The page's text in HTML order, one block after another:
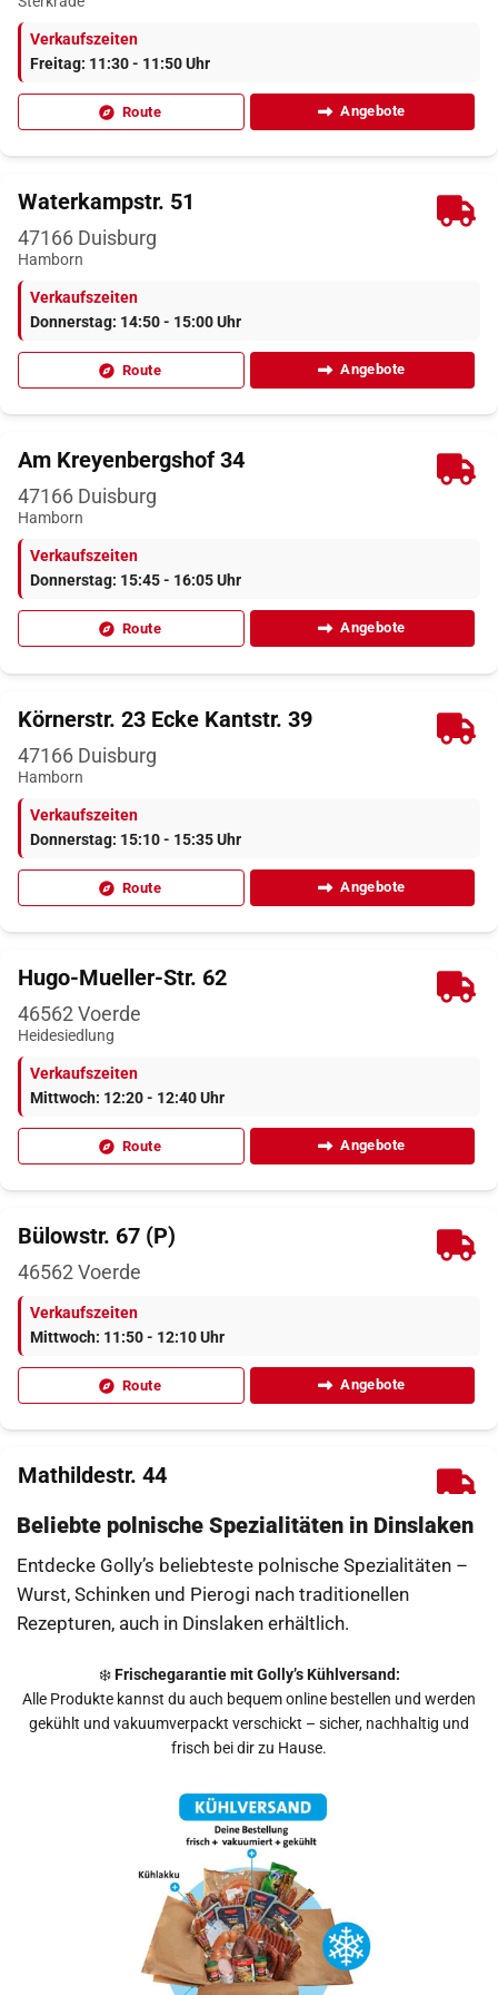
Verkaufszeiten
Freitag: 11:30 - 11:50 Uhr
Route Angebote
Waterkampstr. 51
47166 Duisburg
Hamborn
Verkaufszeiten
Donnerstag: 14:50 - 15:00 Uhr
Route Angebote
Am Kreyenbergshof 34
47166 Duisburg
Hamborn
Verkaufszeiten
Donnerstag: 15:45 - 16:05 Uhr
Route Angebote
Körnerstr. 23 Ecke Kantstr. 39
47166 Duisburg
Hamborn
Verkaufszeiten
Donnerstag: 15:10 - 15:35 Uhr
Route Angebote
Hugo-Mueller-Str. 62
46562Voerde
Heidesiedlung
Verkaufszeiten
Mittwoch: 12:20 - 12:40 Uhr
Route Angebote
Bülowstr. 67 (P)
46562Voerde
Verkaufszeiten
Mittwoch: 11:50 - 12:10 Uhr
Route Angebote
Mathildestr. 44
46149Oberhausen
Alsfeld
Verkaufszeiten
Freitag: 15:10 - 15:30 Uhr
Lüneburger Str. 8-10
Beliebte polnische Spezialitäten in Dinslaken
Entdecke Golly’s beliebteste polnische Spezialitäten –
Wurst, Schinken und Pierogi nach traditionellen
Rezepturen, auch in Dinslaken erhältlich.
❄️Frischegarantie mit Golly’s Kühlversand:
Alle Produkte kannst du auch bequem online bestellen und werden
gekühlt und vakuumverpackt verschickt – sicher, nachhaltig und
frisch bei dir zu Hause.